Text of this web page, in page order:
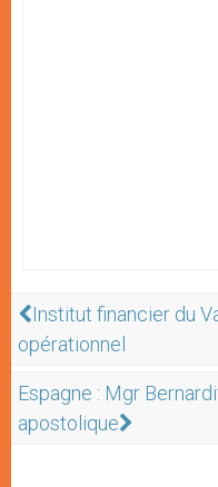
Institut financier du
opérationnel
Espagne : Mgr
apostolique